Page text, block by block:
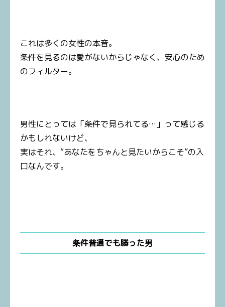
これは多くの女性の本音。
条件を見るのは愛がないからじゃなく、安心のため
のフィルター。
男性にとっては「条件で見られてる…」って感じる
かもしれないけど、
実はそれ、“あなたをちゃんと見たいからこそ”の入
口なんです。
条件普通でも勝った男